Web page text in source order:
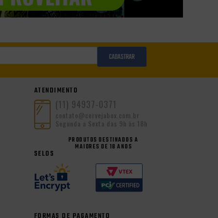
CADASTRAR
ATENDIMENTO
(11) 94937-0371
contato@cervejabox.com.br
Segunda a Sexta das 9h às 18h
PRODUTOS DESTINADOS A
MAIORES DE 18 ANOS
SELOS